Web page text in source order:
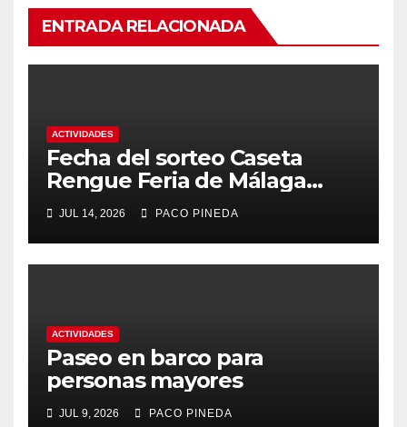
ENTRADA RELACIONADA
ACTIVIDADES
Fecha del sorteo Caseta
Rengue Feria de Málaga
2026
JUL 14, 2026 PACO PINEDA
ACTIVIDADES
Paseo en barco para
personas mayores
JUL 9, 2026 PACO PINEDA